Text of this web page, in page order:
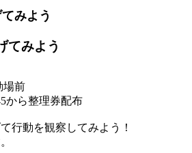
みよう
てみよう
場前
から整理券配布
行動を観察してみよう！